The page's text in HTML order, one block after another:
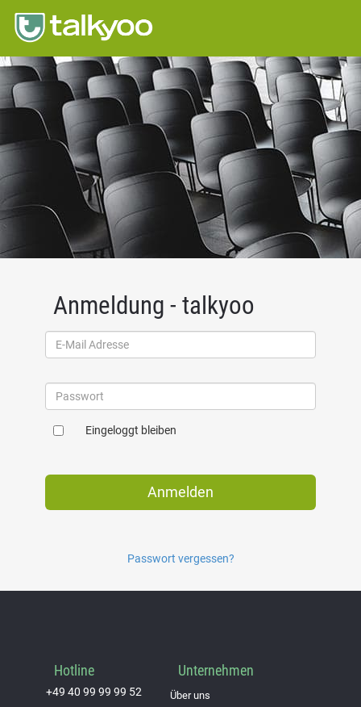
Anmeldung - talkyoo
Eingeloggt bleiben
Anmelden
Passwort vergessen?
Hotline
+49 40 99 99 99 52
Unternehmen
Über uns